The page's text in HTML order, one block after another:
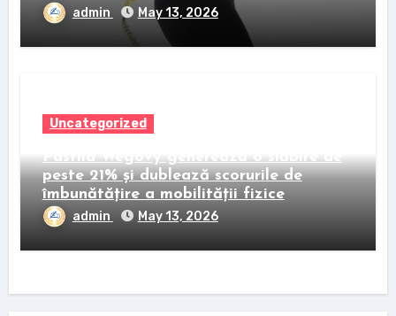
admin May 13, 2026
Uncategorized
Pastila Wegovy generează o slăbire de
peste 21% și dublează scorurile de
îmbunătățire a mobilității fizice
admin May 13, 2026